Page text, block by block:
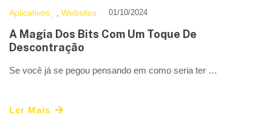
Aplicativos , Websites 01/10/2024
A Magia Dos Bits Com Um Toque De
Descontração
Se você já se pegou pensando em como seria ter …
Ler Mais